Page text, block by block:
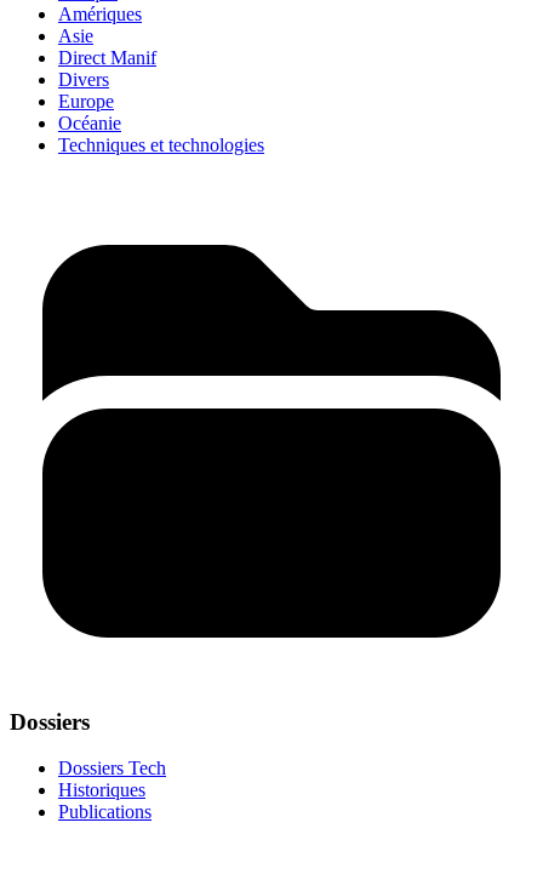
Amériques
Asie
Direct Manif
Divers
Europe
Océanie
Techniques et technologies
Dossiers
Dossiers Tech
Historiques
Publications